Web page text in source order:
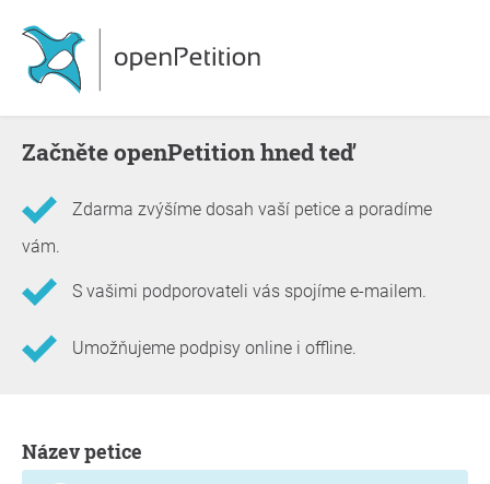
Začněte openPetition hned teď
Zdarma zvýšíme dosah vaší petice a poradíme
vám.
S vašimi podporovateli vás spojíme e-mailem.
Umožňujeme podpisy online i offline.
Název petice